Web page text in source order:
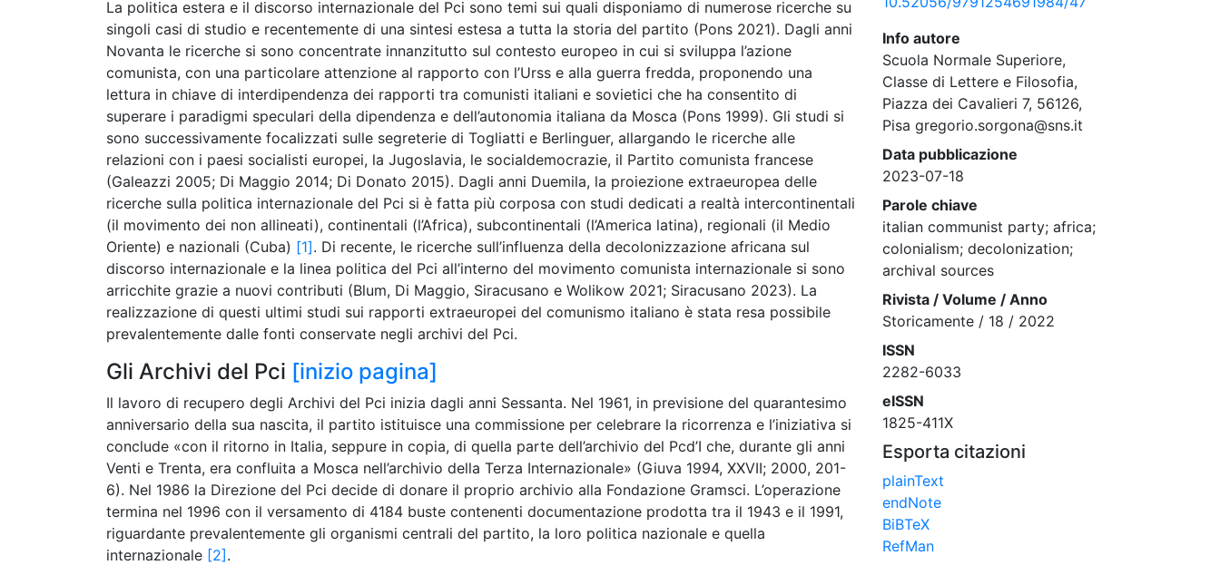
La politica estera e il discorso internazionale del Pci sono temi sui quali disponiamo di numerose ricerche su
singoli casi di studio e recentemente di una sintesi estesa a tutta la storia del partito (Pons 2021). Dagli anni
Novanta le ricerche si sono concentrate innanzitutto sul contesto europeo in cui si sviluppa l’azione
comunista, con una particolare attenzione al rapporto con l’Urss e alla guerra fredda, proponendo una
lettura in chiave di interdipendenza dei rapporti tra comunisti italiani e sovietici che ha consentito di
superare i paradigmi speculari della dipendenza e dell’autonomia italiana da Mosca (Pons 1999). Gli studi si
sono successivamente focalizzati sulle segreterie di Togliatti e Berlinguer, allargando le ricerche alle
relazioni con i paesi socialisti europei, la Jugoslavia, le socialdemocrazie, il Partito comunista francese
(Galeazzi 2005; Di Maggio 2014; Di Donato 2015). Dagli anni Duemila, la proiezione extraeuropea delle
ricerche sulla politica internazionale del Pci si è fatta più corposa con studi dedicati a realtà intercontinentali
(il movimento dei non allineati), continentali (l’Africa), subcontinentali (l’America latina), regionali (il Medio
Oriente) e nazionali (Cuba) [1]. Di recente, le ricerche sull’influenza della decolonizzazione africana sul
discorso internazionale e la linea politica del Pci all’interno del movimento comunista internazionale si sono
arricchite grazie a nuovi contributi (Blum, Di Maggio, Siracusano e Wolikow 2021; Siracusano 2023). La
realizzazione di questi ultimi studi sui rapporti extraeuropei del comunismo italiano è stata resa possibile
prevalentemente dalle fonti conservate negli archivi del Pci.
Gli Archivi del Pci [inizio pagina]
Il lavoro di recupero degli Archivi del Pci inizia dagli anni Sessanta. Nel 1961, in previsione del quarantesimo
anniversario della sua nascita, il partito istituisce una commissione per celebrare la ricorrenza e l’iniziativa si
conclude «con il ritorno in Italia, seppure in copia, di quella parte dell’archivio del Pcd’I che, durante gli anni
Venti e Trenta, era confluita a Mosca nell’archivio della Terza Internazionale» (Giuva 1994, XXVII; 2000, 201-
6). Nel 1986 la Direzione del Pci decide di donare il proprio archivio alla Fondazione Gramsci. L’operazione
termina nel 1996 con il versamento di 4184 buste contenenti documentazione prodotta tra il 1943 e il 1991,
riguardante prevalentemente gli organismi centrali del partito, la loro politica nazionale e quella
internazionale [2] .
Info autore
Scuola Normale Superiore,
Classe di Lettere e Filosofia,
Piazza dei Cavalieri 7, 56126,
Pisa gregorio.sorgona@sns.it
Data pubblicazione
2023-07-18
Parole chiave
italian communist party; africa;
colonialism; decolonization;
archival sources
Rivista / Volume / Anno
Storicamente / 18 / 2022
ISSN
2282-6033
eISSN
1825-411X
Esporta citazioni
plainText
endNote
BiBTeX
RefMan